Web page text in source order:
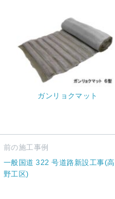
ガンリョクマット
前の施工事例
一般国道 322 号道路新設工事(高
野工区)